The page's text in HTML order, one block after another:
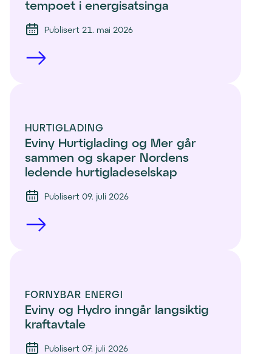
tempoet i energisatsinga
Publisert 21. mai 2026
HURTIGLADING
Eviny Hurtiglading og Mer går
sammen og skaper Nordens
ledende hurtigladeselskap
Publisert 09. juli 2026
FORNYBAR ENERGI
Eviny og Hydro inngår langsiktig
kraftavtale
Publisert 07. juli 2026